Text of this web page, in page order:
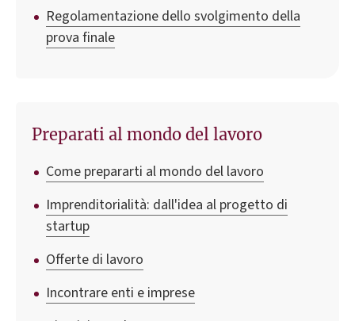
Regolamentazione dello svolgimento della
prova finale
Preparati al mondo del lavoro
Come prepararti al mondo del lavoro
Imprenditorialità: dall'idea al progetto di
startup
Offerte di lavoro
Incontrare enti e imprese